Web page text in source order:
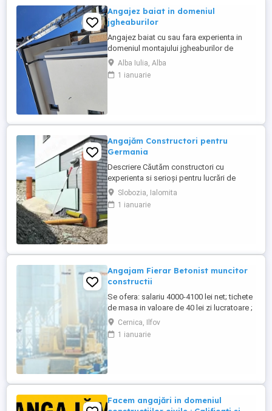
Angajez baiat in domeniul
jgheaburilor
Angajez baiat cu sau fara experienta in
domeniul montajului jgheaburilor de
aluminiu.Se lucrează la inaltime!!!! Salariul
incepe de la 5000 ron plus bonusuri.
Alba Iulia, Alba
1 ianuarie
Angajăm Constructori pentru
Germania
Descriere Căutăm constructori cu
experienta si serioși pentru lucrări de
constructie în Germania, atat calificati cat
si ajutor ucenic ! Lucrări: Termoizolatii
Fatade Polistiren, Renovari interioare,
Slobozia, Ialomita
1 ianuarie
Angajam Fierar Betonist muncitor
constructii
Se ofera: salariu 4000-4100 lei net; tichete
de masa in valoare de 40 lei zi lucratoare ;
asigurare privata de sanatate; decontare
transport; cazare pentru salariatii din
provincie; Ne situam pe platforma
Cernica, Ilfov
1 ianuarie
Facem angajări in domeniul